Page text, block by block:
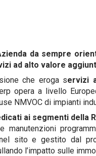
da sempre
ad alto valore
che eroga servizi
opera a livello
NMVOC di impianti
ai segmenti della
manutenzioni
sito e gestito dal
l’impatto sulle